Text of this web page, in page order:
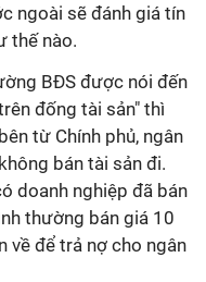
ngoài sẽ đánh giá tín
thế nào.
BĐS được nói đến
đống tài sản" thì
từ Chính phủ, ngân
bán tài sản đi.
doanh nghiệp đã bán
thường bán giá 10
về để trả nợ cho ngân